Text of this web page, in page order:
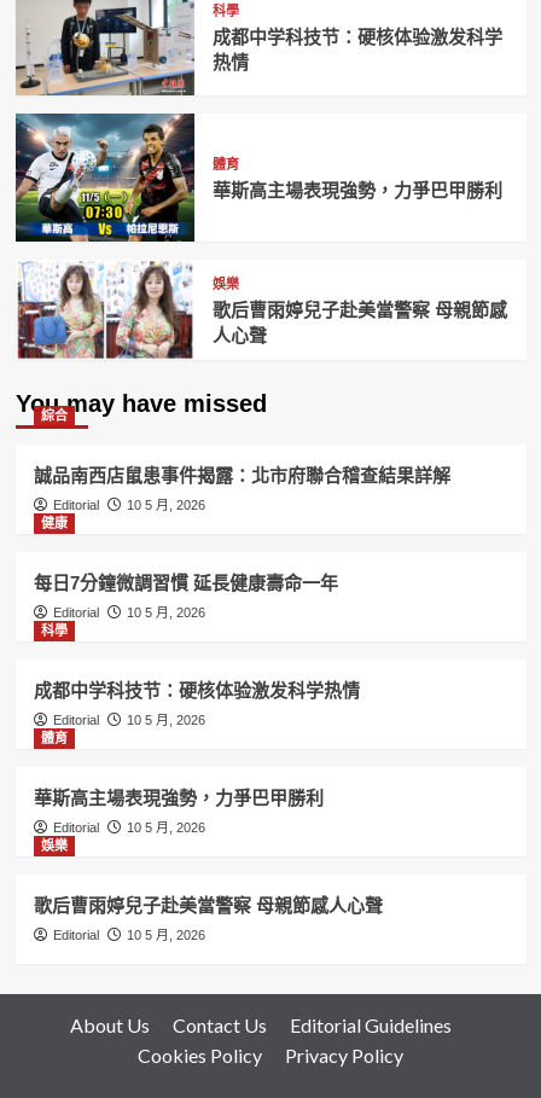
科學
成都中学科技节：硬核体验激发科学
热情
體育
華斯高主場表現強勢，力爭巴甲勝利
娛樂
歌后曹雨婷兒子赴美當警察 母親節感
人心聲
You may have missed
綜合
誠品南西店鼠患事件揭露：北市府聯合稽查結果詳解
Editorial
10 5 月, 2026
健康
每日7分鐘微調習慣 延長健康壽命一年
Editorial
10 5 月, 2026
科學
成都中学科技节：硬核体验激发科学热情
Editorial
10 5 月, 2026
體育
華斯高主場表現強勢，力爭巴甲勝利
Editorial
10 5 月, 2026
娛樂
歌后曹雨婷兒子赴美當警察 母親節感人心聲
Editorial 10 5 月, 2026
About Us Contact Us
Editorial Guidelines
Cookies Policy
Privacy Policy